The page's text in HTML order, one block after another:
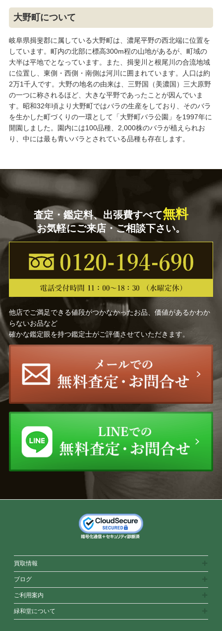
大野町について
岐阜県揖斐郡に属している大野町は、濃尾平野の西北端に位置を
しています。町内の北部に標高300m程の山地があるが、町域の
大半は平地でとなっています。また、揖斐川と根尾川の合流地域
に位置し、東側・西側・南側は河川に囲まれています。人口は約
2万1千人です。大野の地名の由来は、三野国（美濃国）三大原野
の一つに称されるほど、大きな平野であったことが因んでいま
す。昭和32年頃より大野町ではバラの生産をしており、そのバラ
を生かした町づくりの一環として「大野町バラ公園」を1997年に
開園しました。園内には100品種、2,000株のバラが植えられお
り、中には最も青いバラとされている品種も存在します。
査定・鑑定料、出張費すべて無料
お気軽にご来店・ご相談下さい。
他店でご満足できる値段がつかなかったお品、価値があるかわか
らないお品など
確かな鑑定眼を持つ鑑定士がご評価させていただきます。
買取情報
ブログ
ご利用案内
緑和堂について